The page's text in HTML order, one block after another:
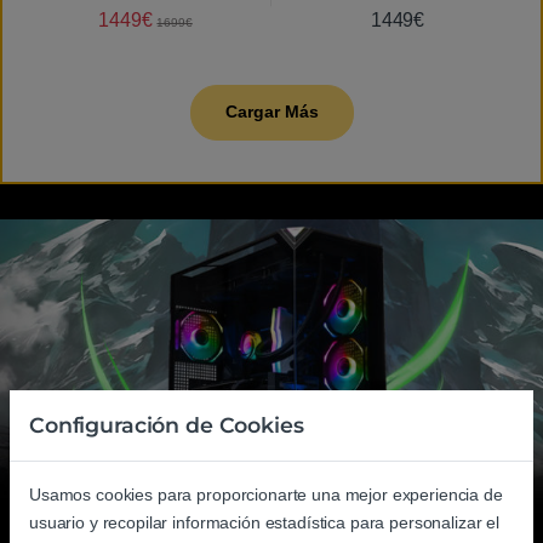
1TB SSD Gen4 | GeForce RTX
5070 12GB | WiFi AC |
1449€ 1699€
1TB SSD Gen4 | GeForce RTX
5060 Ti 8GB | WiFi 6 |
1449€
Cargar Más
Configuración de Cookies
Usamos cookies para proporcionarte una mejor experiencia de
usuario y recopilar información estadística para personalizar el